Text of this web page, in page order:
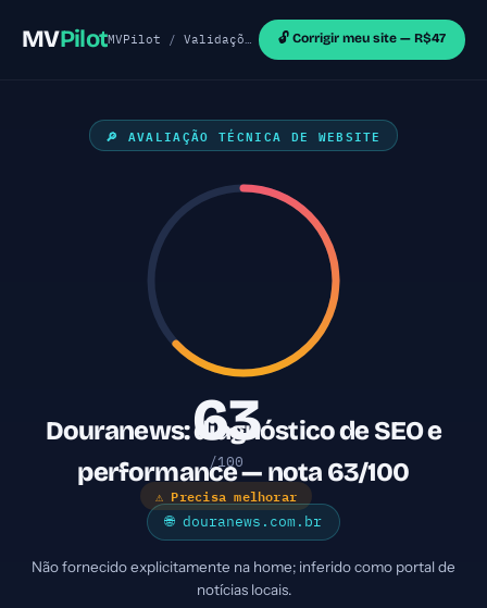
MVPilotMVPilot /Validações de MVP /Sites Outras
🔓 Corrigir meu site — R$47
🔎 AVALIAÇÃO TÉCNICA DE WEBSITE
63
/100
⚠ Precisa melhorar
Douranews: diagnóstico de SEO e
performance — nota 63/100
🌐 douranews.com.br
Não fornecido explicitamente na home; inferido como portal de
notícias locais.